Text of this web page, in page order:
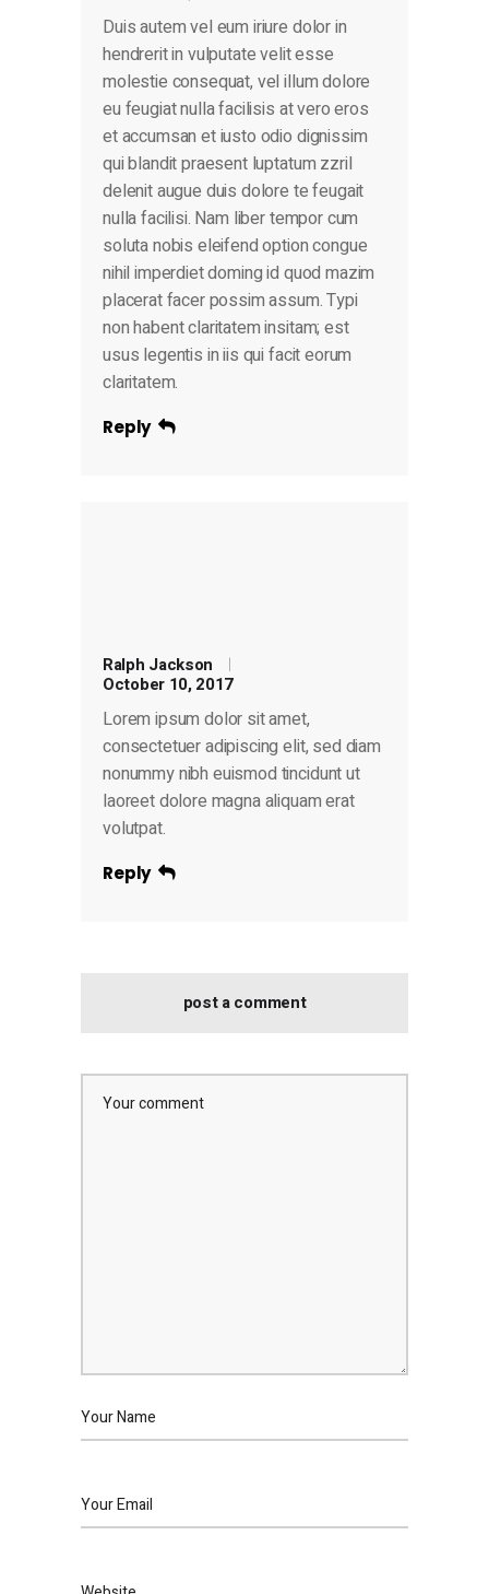
Duis autem vel eum iriure dolor in
hendrerit in vulputate velit esse
molestie consequat, vel illum dolore
eu feugiat nulla facilisis at vero eros
et accumsan et iusto odio dignissim
qui blandit praesent luptatum zzril
delenit augue duis dolore te feugait
nulla facilisi. Nam liber tempor cum
soluta nobis eleifend option congue
nihil imperdiet doming id quod mazim
placerat facer possim assum. Typi
non habent claritatem insitam; est
usus legentis in iis qui facit eorum
claritatem.
Reply
Ralph Jackson
October 10, 2017
Lorem ipsum dolor sit amet,
consectetuer adipiscing elit, sed diam
nonummy nibh euismod tincidunt ut
laoreet dolore magna aliquam erat
volutpat.
Reply
post a comment